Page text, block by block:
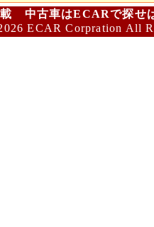
中古車はECARで探せ
ECAR Corpration All